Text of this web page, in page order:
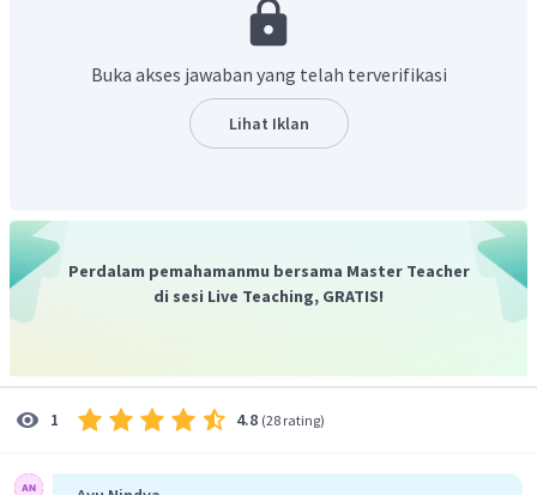
A. Massa Ni yang mengendap pada katode
Persamaan reaksi pada katode:
Oleh karena itu, gram Ni yang mengendap pada katode
B. Gas yang terjadi di anode dan volumenya (STP)
Buka akses jawaban yang telah terverifikasi
Lihat Iklan
Perdalam pemahamanmu bersama Master Teacher
di sesi Live Teaching, GRATIS!
1 4.8 (28 rating)